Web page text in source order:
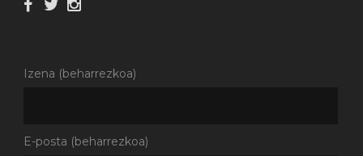
Izena (beharrezkoa)
E-posta (beharrezkoa)